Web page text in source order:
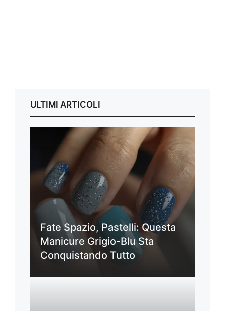
ULTIMI ARTICOLI
Fate Spazio, Pastelli: Questa
Manicure Grigio-Blu Sta
Conquistando Tutto